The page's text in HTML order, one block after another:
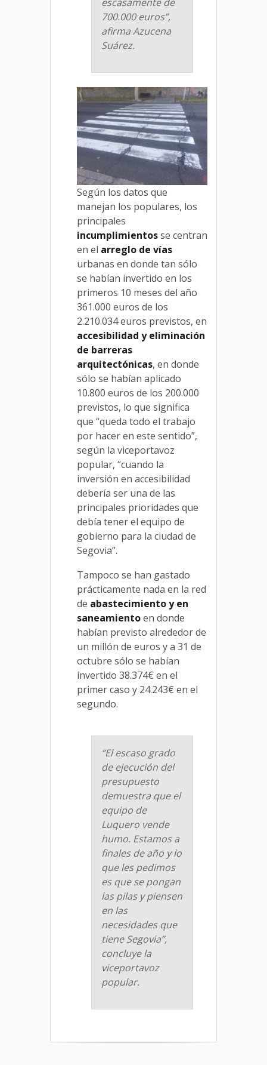
700.000 euros”,
afirma Azucena
Suárez.
Según los datos que
manejan los populares, los
principales
incumplimientosse centran
en el arreglo de vías
urbanas en donde tan sólo
se habían invertido en los
primeros 10 meses del año
361.000 euros de los
2.210.034 euros previstos, en
accesibilidad y eliminación
de barreras
arquitectónicas, en donde
sólo se habían aplicado
10.800 euros de los 200.000
previstos, lo que significa
que “queda todo el trabajo
por hacer en este sentido”,
según la viceportavoz
popular, “cuando la
inversión en accesibilidad
debería ser una de las
principales prioridades que
debía tener el equipo de
gobierno para la ciudad de
Segovia”.
Tampoco se han gastado
prácticamente nada en la red
de abastecimiento y en
saneamientoen donde
habían previsto alrededor de
un millón de euros y a 31 de
octubre sólo se habían
invertido 38.374€ en el
primer caso y 24.243€ en el
segundo.
“El escaso grado
de ejecución del
presupuesto
demuestra que el
equipo de
Luquero vende
humo. Estamos a
finales de año y lo
que les pedimos
es que se pongan
las pilas y piensen
en las
necesidades que
tiene Segovia”,
concluye la
viceportavoz
popular.